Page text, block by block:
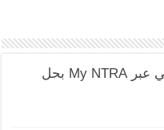
عودة خدمة أرقامي عبر My NTRA بحل